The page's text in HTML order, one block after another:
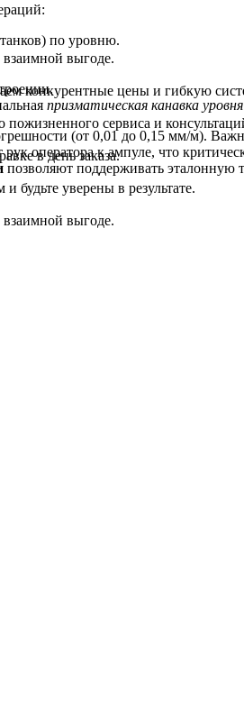
по уровню.
призматическая канавка уровня
(от 0,01 до 0,15 мм/м).
оператора к ампуле, что
позволяют поддерживать эталонную
выгоде.
конкурентные цены и гибкую
сервиса и
в день заказа.
уверены в результате.
выгоде.